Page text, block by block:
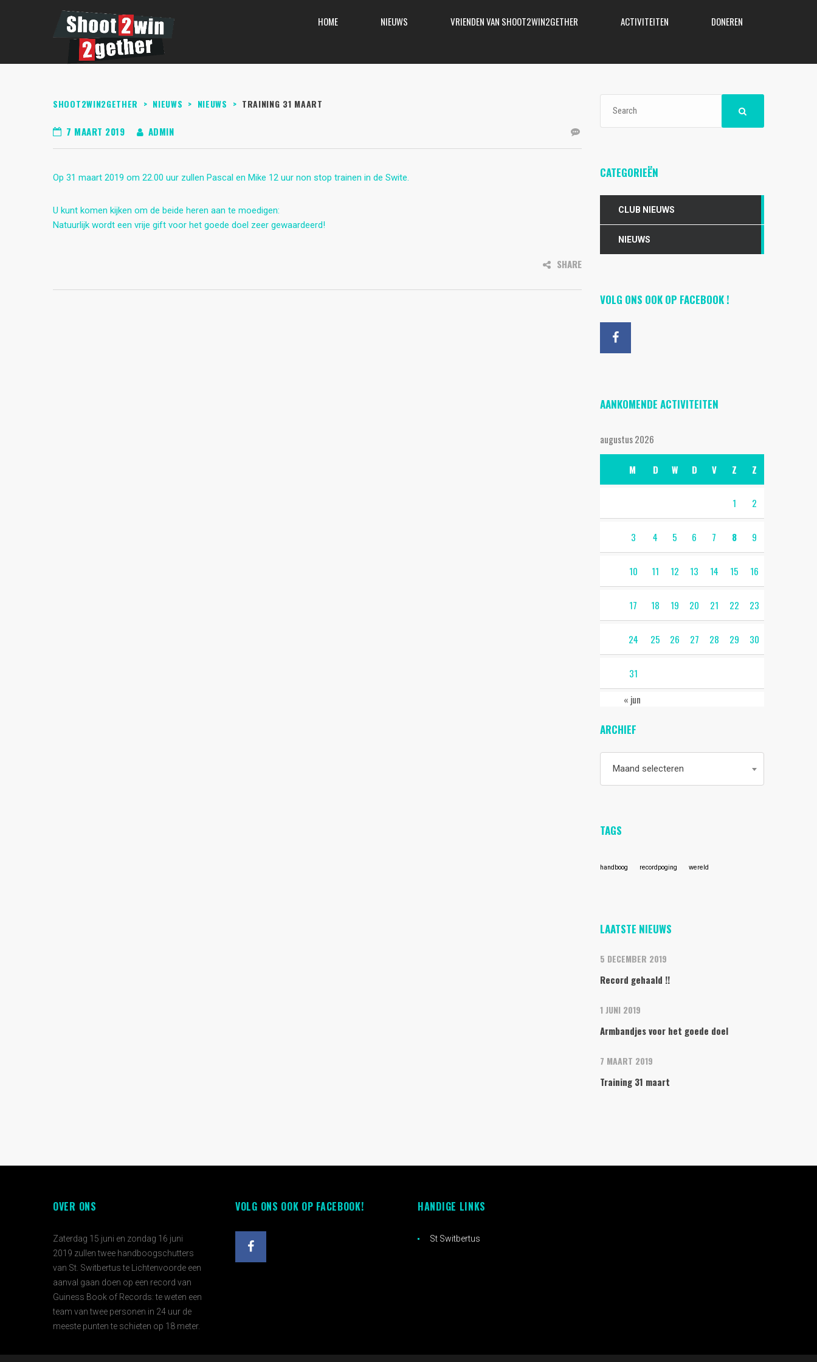
HOME NIEUWS VRIENDEN VAN SHOOT2WIN2GETHER ACTIVITEITEN DONEREN
SHOOT2WIN2GETHER > NIEUWS > NIEUWS > TRAINING 31 MAART
7 MAART 2019 ADMIN
Op 31 maart 2019 om 22.00 uur zullen Pascal en Mike 12 uur non stop trainen in de Swite.
U kunt komen kijken om de beide heren aan te moedigen:
Natuurlijk wordt een vrije gift voor het goede doel zeer gewaardeerd!
SHARE
CATEGORIEËN
CLUB NIEUWS
NIEUWS
VOLG ONS OOK OP FACEBOOK !
AANKOMENDE ACTIVITEITEN
augustus 2026
M D W D V Z Z
« jun
1 2
3 4 5 6 7 8 9
10 11 12 13 14 15 16
17 18 19 20 21 22 23
24 25 26 27 28 29 30
31
ARCHIEF
Maand selecteren
TAGS
handboog recordpoging wereld
LAATSTE NIEUWS
5 DECEMBER 2019
Record gehaald !!
1 JUNI 2019
Armbandjes voor het goede doel
7 MAART 2019
Training 31 maart
OVER ONS
Zaterdag 15 juni en zondag 16 juni
2019 zullen twee handboogschutters
van St. Switbertus te Lichtenvoorde een
aanval gaan doen op een record van
Guiness Book of Records: te weten een
team van twee personen in 24 uur de
meeste punten te schieten op 18 meter.
VOLG ONS OOK OP FACEBOOK! HANDIGE LINKS
St Switbertus